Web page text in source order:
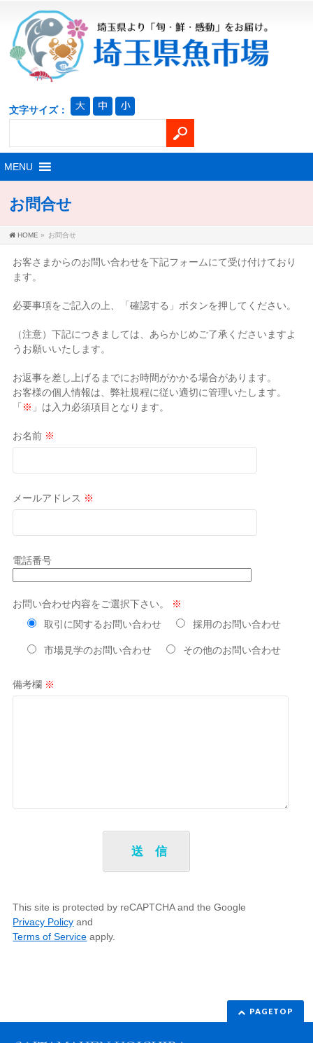
文字サイズ：
お問合せ
HOME » お問合せ
お客さまからのお問い合わせを下記フォームにて受け付けており
ます。
必要事項をご記入の上、「確認する」ボタンを押してください。
（注意）下記につきましては、あらかじめご了承くださいますよ
うお願いいたします。
お返事を差し上げるまでにお時間がかかる場合があります。
お客様の個人情報は、弊社規程に従い適切に管理いたします。
「 ※ 」は入力必須項目となります。
お名前 ※
メールアドレス ※
電話番号
お問い合わせ内容をご選択下さい。 ※
取引に関するお問い合わせ
採用のお問い合わせ
市場見学のお問い合わせ その他のお問い合わせ
備考欄 ※
This site is protected by reCAPTCHA and the Google
Privacy Policy and
Terms of Service apply.
PAGETOP